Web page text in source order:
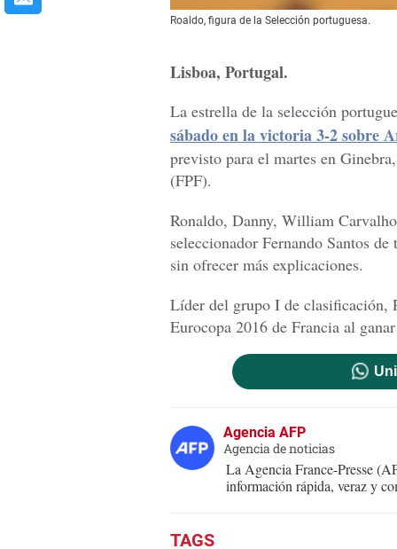
Roaldo, figura de la Selección portuguesa.
Lisboa, Portugal.
La estrella de la selección
sábado en la victoria 3-2 sobre
previsto para el martes en
(FPF).
Ronaldo, Danny, William
seleccionador Fernando Santos
sin ofrecer más explicaciones.
Líder del grupo I de clasificación,
Eurocopa 2016 de Francia al
Agencia AFP
Agencia de noticias
La Agencia France-Presse
información rápida, veraz y